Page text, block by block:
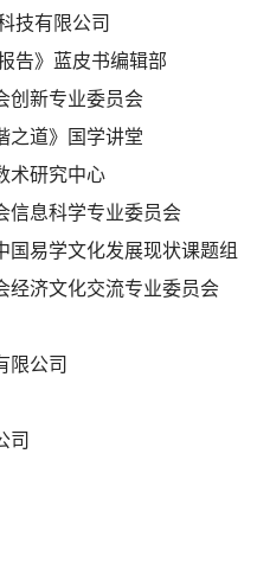
技有限公司
告》蓝皮书编辑部
创新专业委员会
之道》国学讲堂
术研究中心
信息科学专业委员会
国易学文化发展现状课题组
经济文化交流专业委员会
限公司
司